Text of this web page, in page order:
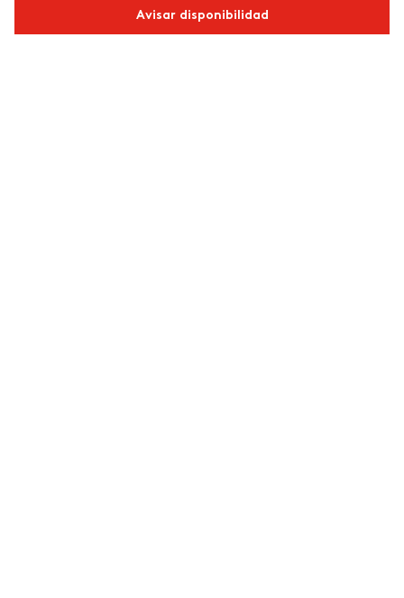
Avisar disponibilidad
Cargando comentarios…